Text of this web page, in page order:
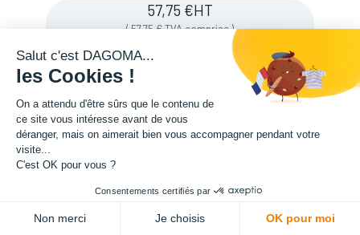
57,75 €HT
(57,75€TVA comprise)
Soyez averti lorsque le produit est de
nouveau en stock
Enregistrer pour plus tard
Salut c'est DAGOMA...
les Cookies !
On a attendu d'être sûrs que le contenu de
ce site vous intéresse avant de vous
déranger, mais on aimerait bien vous accompagner pendant votre
visite...
C'est OK pour vous ?
Consentements certifiés par
Non merci Je choisis OK pour moi